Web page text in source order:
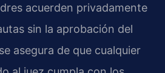
acuerden privadamente
sin la aprobación del
asegura de que cualquier